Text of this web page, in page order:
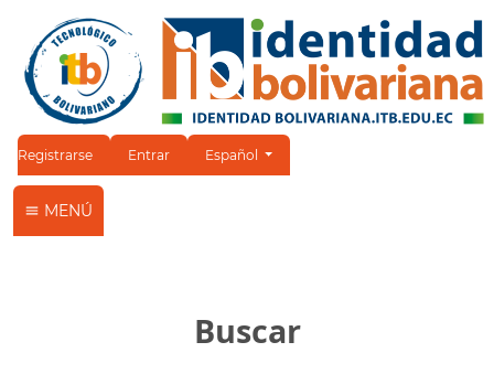
Registrarse Entrar Cambiar el idioma. El idioma actual es:
Español
MENÚ
Buscar